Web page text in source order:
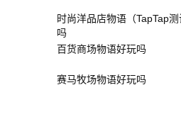
时尚洋品店物语（TapTap
吗
百货商场物语好玩吗
赛马牧场物语好玩吗